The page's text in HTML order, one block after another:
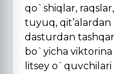
qo`shiqlar,
tuyuq,
dasturdan
bo`yicha
litsey